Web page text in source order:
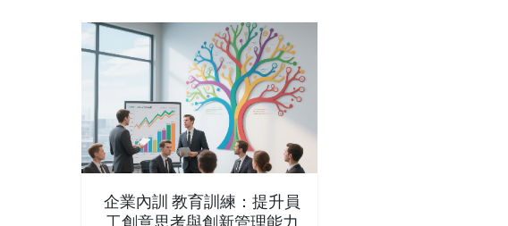
企業內訓 教育訓練：提升員
工創意思考與創新管理能力